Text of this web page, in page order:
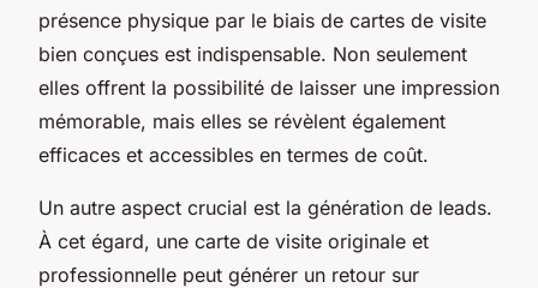
présence physique par le biais de cartes de visite
bien conçues est indispensable. Non seulement
elles offrent la possibilité de laisser une impression
mémorable, mais elles se révèlent également
efficaces et accessibles en termes de coût.
Un autre aspect crucial est la génération de leads.
À cet égard, une carte de visite originale et
professionnelle peut générer un retour sur